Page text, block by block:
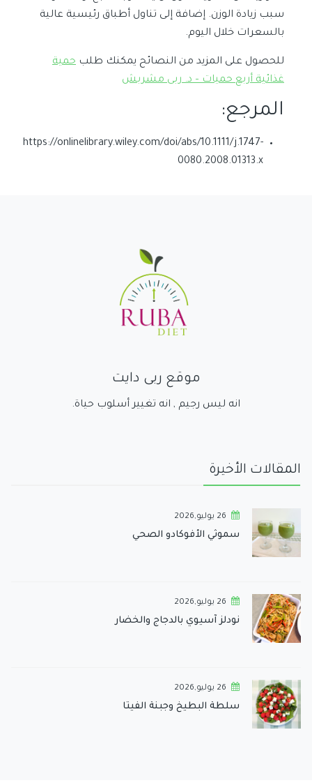
سبب زيادة الوزن. إضافة إلى تناول أطباق رئيسية عالية
بالسعرات خلال اليوم.
للحصول على المزيد من النصائح يمكنك طلب حمية
غذائية أربع حميات – د. ربى مشربش
المرجع:
https://onlinelibrary.wiley.com/doi/abs/10.1111/j.1747-
0080.2008.01313.x
موقع ربى دايت
انه ليس رجيم , انه تغيير أسلوب حياة.
المقالات الأخيرة
26 يوليو,2026
سموثي الأفوكادو الصحي
26 يوليو,2026
نودلز آسيوي بالدجاج والخضار
26 يوليو,2026
سلطة البطيخ وجبنة الفيتا